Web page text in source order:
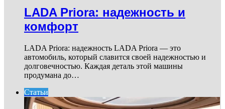
LADA Priora: надежность и
комфорт
LADA Priora: надежность LADA Priora — это
автомобиль, который славится своей надежностью и
долговечностью. Каждая деталь этой машины
продумана до…
Статьи